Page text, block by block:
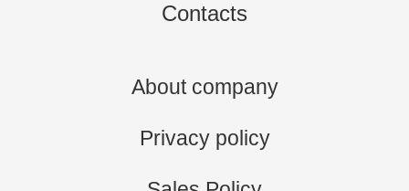
Contacts
About company
Privacy policy